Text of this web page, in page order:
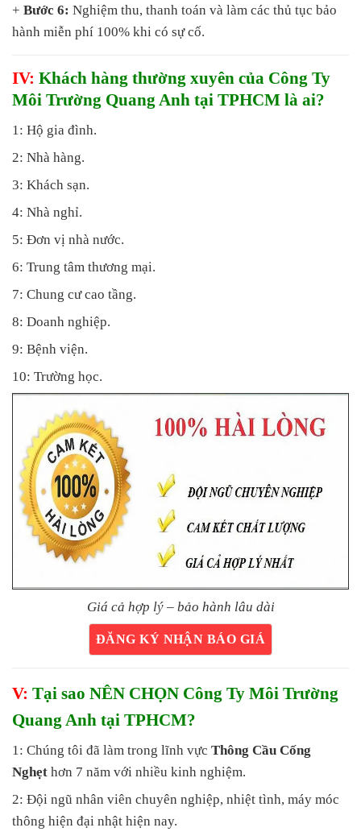
+ Bước 6: Nghiệm thu, thanh toán và làm các thủ tục bảo
hành miễn phí 100% khi có sự cố.
IV: Khách hàng thường xuyên của Công Ty
Môi Trường Quang Anh tại TPHCM là ai?
1: Hộ gia đình.
2: Nhà hàng.
3: Khách sạn.
4: Nhà nghỉ.
5: Đơn vị nhà nước.
6: Trung tâm thương mại.
7: Chung cư cao tầng.
8: Doanh nghiệp.
9: Bệnh viện.
10: Trường học.
Giá cả hợp lý – bảo hành lâu dài
ĐĂNG KÝ NHẬN BÁO GIÁ
V: Tại sao NÊN CHỌN Công Ty Môi Trường
Quang Anh tại TPHCM?
1: Chúng tôi đã làm trong lĩnh vực Thông Cầu Cống
Nghẹt hơn 7 năm với nhiều kinh nghiệm.
2: Đội ngũ nhân viên chuyên nghiệp, nhiệt tình, máy móc
thông hiện đại nhật hiện nay.